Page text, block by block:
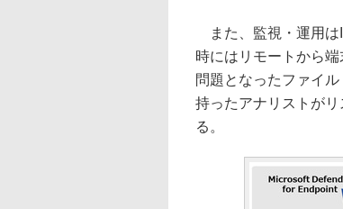
また、監視・運用は
時にはリモートから
問題となったファイ
持ったアナリストが
る。